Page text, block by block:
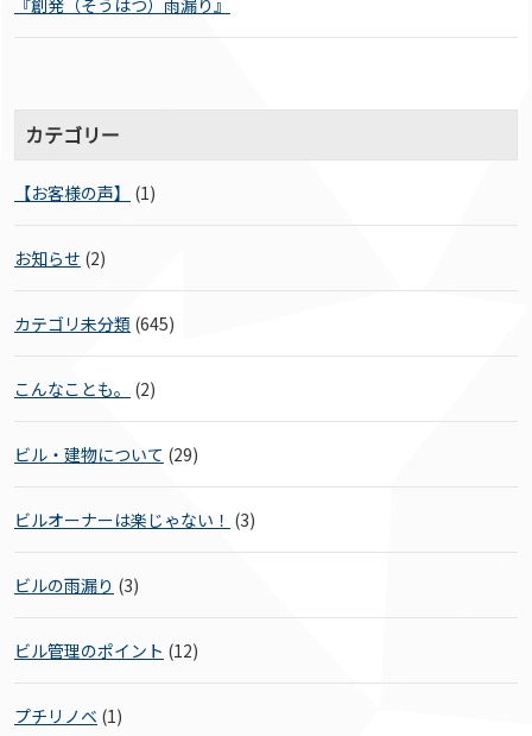
カテゴリー
【お客様の声】 (1)
お知らせ (2)
カテゴリ未分類 (645)
こんなことも。 (2)
ビル・建物について (29)
ビルオーナーは楽じゃない！ (3)
ビルの雨漏り (3)
ビル管理のポイント (12)
プチリノベ (1)